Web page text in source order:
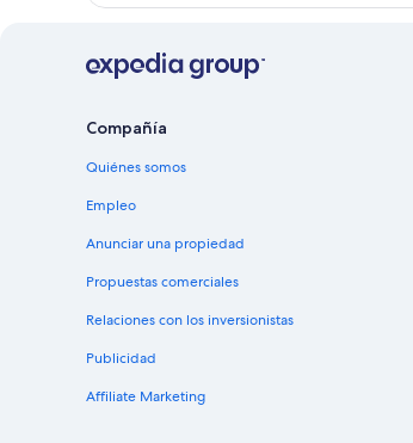
Compañía
Quiénes somos
Empleo
Anunciar una propiedad
Propuestas comerciales
Relaciones con los inversionistas
Publicidad
Affiliate Marketing